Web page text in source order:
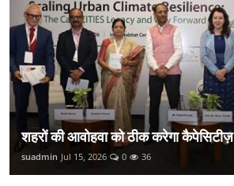
शहरों की आवोहवा को ठीक करेगा कैपेसिटीज़
suadmin Jul 15, 2026 0 36